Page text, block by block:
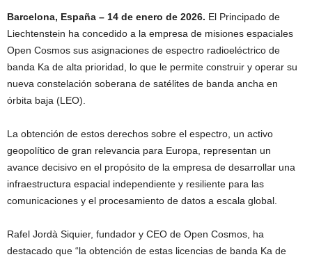
Barcelona, España – 14 de enero de 2026. El Principado de
Liechtenstein ha concedido a la empresa de misiones espaciales
Open Cosmos sus asignaciones de espectro radioeléctrico de
banda Ka de alta prioridad, lo que le permite construir y operar su
nueva constelación soberana de satélites de banda ancha en
órbita baja (LEO).
La obtención de estos derechos sobre el espectro, un activo
geopolítico de gran relevancia para Europa, representan un
avance decisivo en el propósito de la empresa de desarrollar una
infraestructura espacial independiente y resiliente para las
comunicaciones y el procesamiento de datos a escala global.
Rafel Jordà Siquier, fundador y CEO de Open Cosmos, ha
destacado que “la obtención de estas licencias de banda Ka de